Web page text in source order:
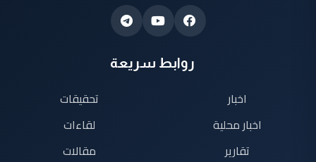
روابط سريعة
اخبار
اخبار محلية
تقارير
تحقيقات
لقاءات
مقالات